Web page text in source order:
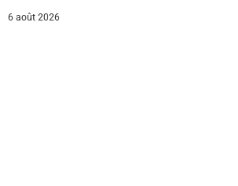
6 août 2026